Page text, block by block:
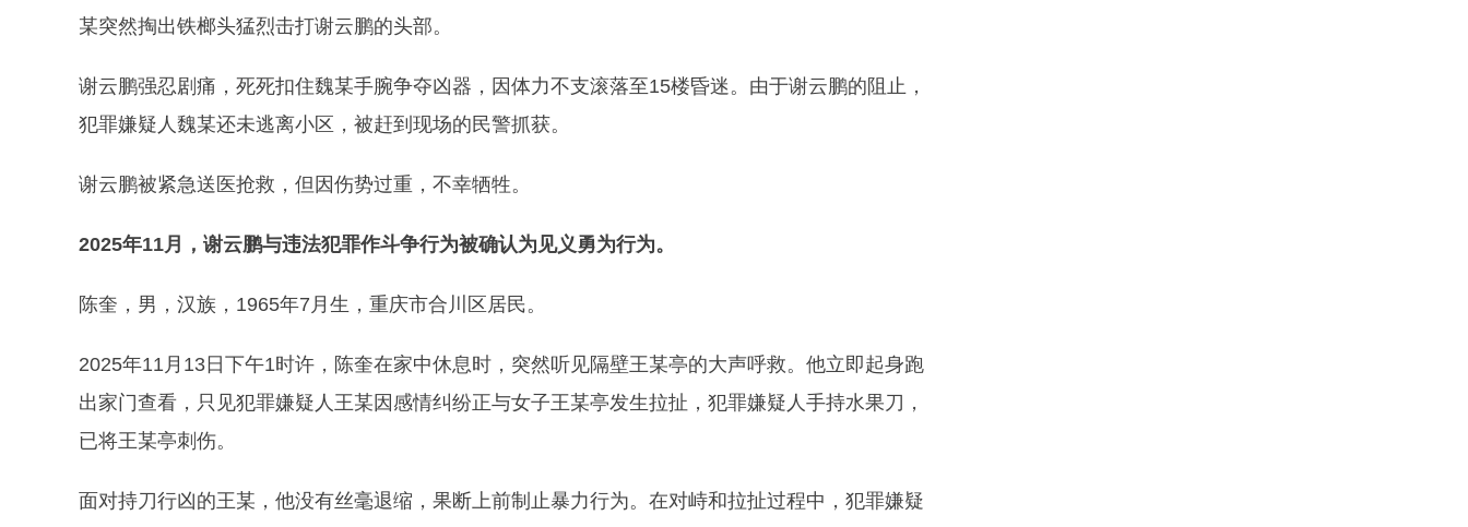
某突然掏出铁榔头猛烈击打谢云鹏的头部。
谢云鹏强忍剧痛，死死扣住魏某手腕争夺凶器，因体力不支滚落至15楼昏迷。由于谢云鹏的阻止，
犯罪嫌疑人魏某还未逃离小区，被赶到现场的民警抓获。
谢云鹏被紧急送医抢救，但因伤势过重，不幸牺牲。
2025年11月，谢云鹏与违法犯罪作斗争行为被确认为见义勇为行为。
陈奎，男，汉族，1965年7月生，重庆市合川区居民。
2025年11月13日下午1时许，陈奎在家中休息时，突然听见隔壁王某亭的大声呼救。他立即起身跑
出家门查看，只见犯罪嫌疑人王某因感情纠纷正与女子王某亭发生拉扯，犯罪嫌疑人手持水果刀，
已将王某亭刺伤。
面对持刀行凶的王某，他没有丝毫退缩，果断上前制止暴力行为。在对峙和拉扯过程中，犯罪嫌疑